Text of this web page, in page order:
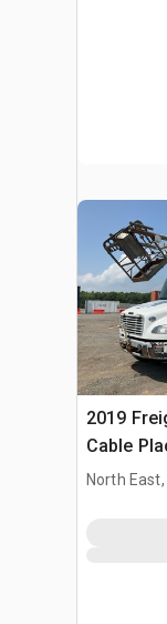
2019
Cable
North East,